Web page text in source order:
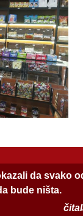
da svako
bude ništa.